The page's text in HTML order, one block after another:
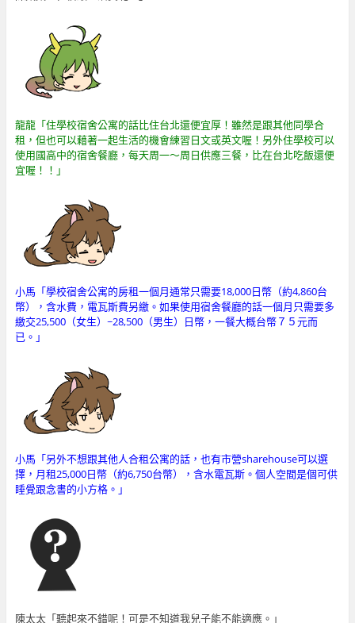
龍龍「住學校宿舍公寓的話比住台北還便宜厚！雖然是跟其他同學合
租，但也可以藉著一起生活的機會練習日文或英文喔！另外住學校可以
使用國高中的宿舍餐廳，每天周一～周日供應三餐，比在台北吃飯還便
宜喔！！」
小馬「學校宿舍公寓的房租一個月通常只需要18,000日幣（約4,860台
幣），含水費，電瓦斯費另繳。如果使用宿舍餐廳的話一個月只需要多
繳交25,500（女生）~28,500（男生）日幣，一餐大概台幣７５元而
已。」
小馬「另外不想跟其他人合租公寓的話，也有市營sharehouse可以選
擇，月租25,000日幣（約6,750台幣），含水電瓦斯。個人空間是個可供
睡覺跟念書的小方格。」
陳太太「聽起來不錯呢！可是不知道我兒子能不能適應。」